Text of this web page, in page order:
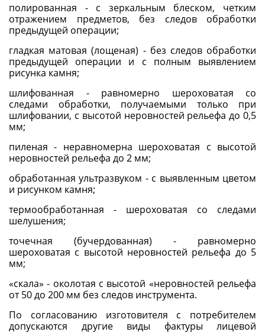
полированная - с зеркальным блеском, четким
отражением предметов, без следов обработки
предыдущей операции;
гладкая матовая (лощеная) - без следов обработки
предыдущей операции и с полным выявлением
рисунка камня;
шлифованная - равномерно шероховатая со
следами обработки, получаемыми только при
шлифовании, с высотой неровностей рельефа до 0,5
мм;
пиленая - неравномерна шероховатая с высотой
неровностей рельефа до 2 мм;
обработанная ультразвуком - с выявленным цветом
и рисунком камня;
термообработанная - шероховатая со следами
шелушения;
точечная (бучердованная) - равномерно
шероховатая с высотой неровностей рельефа до 5
мм;
«скала» - околотая с высотой «неровностей рельефа
от 50 до 200 мм без следов инструмента.
По согласованию изготовителя с потребителем
допускаются другие виды фактуры лицевой